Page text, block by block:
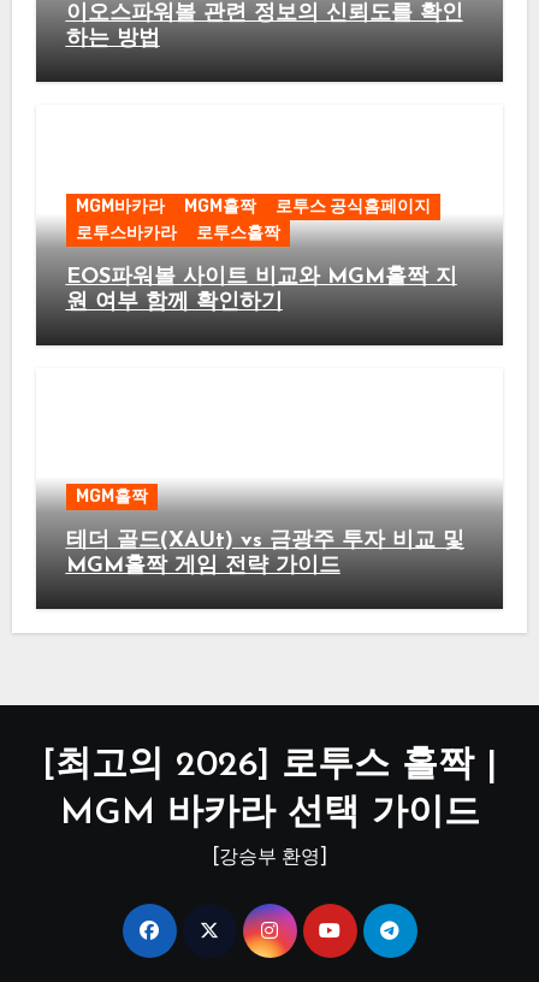
이오스파워볼 관련 정보의 신뢰도를 확인
하는 방법
MGM바카라 MGM홀짝
로투스 공식홈페이지
로투스바카라
로투스홀짝
EOS파워볼 사이트 비교와 MGM홀짝 지
원 여부 함께 확인하기
MGM홀짝
테더 골드(XAUt) vs 금광주 투자 비교 및
MGM홀짝 게임 전략 가이드
[최고의 2026] 로투스 홀짝 |
MGM 바카라 선택 가이드
[강승부 환영]